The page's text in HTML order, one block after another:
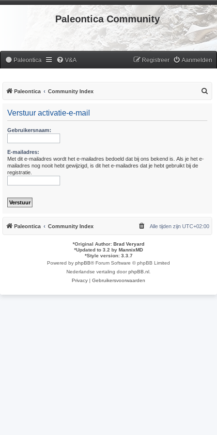
Paleontica Community
Paleontica V&A Aanmelden
Registreer
Paleontica Community Index
Verstuur activatie-e-mail
Gebruikersnaam:
E-mailadres:
Met dit e-mailadres wordt het e-mailadres bedoeld dat bij ons bekend is. Als je het e-
mailadres nog nooit hebt gewijzigd, is dit het e-mailadres dat je hebt gebruikt bij de
registratie.
Paleontica Community Index Alle tijden zijn UTC+02:00
*Original Author: Brad Veryard
*Updated to 3.2 by MannixMD
*Style version: 3.3.7
Powered by phpBB® Forum Software © phpBB Limited
Nederlandse vertaling doorphpBB.nl
Privacy | Gebruikersvoorwaarden